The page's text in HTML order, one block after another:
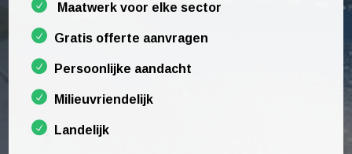
Maatwerk voor elke sector
Gratis offerte aanvragen
Persoonlijke aandacht
Milieuvriendelijk
Landelijk